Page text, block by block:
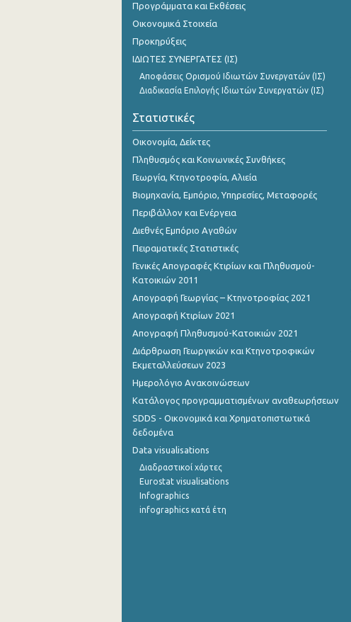
Προγράμματα και Εκθέσεις
Οικονομικά Στοιχεία
Προκηρύξεις
ΙΔΙΩΤΕΣ ΣΥΝΕΡΓΑΤΕΣ (ΙΣ)
Αποφάσεις Ορισμού Ιδιωτών Συνεργατών (ΙΣ)
Διαδικασία Επιλογής Ιδιωτών Συνεργατών (ΙΣ)
Στατιστικές
Οικονομία, Δείκτες
Πληθυσμός και Κοινωνικές Συνθήκες
Γεωργία, Κτηνοτροφία, Αλιεία
Βιομηχανία, Εμπόριο, Υπηρεσίες, Μεταφορές
Περιβάλλον και Ενέργεια
Διεθνές Εμπόριο Αγαθών
Πειραματικές Στατιστικές
Γενικές Απογραφές Κτιρίων και Πληθυσμού-
Κατοικιών 2011
Απογραφή Γεωργίας – Κτηνοτροφίας 2021
Απογραφή Κτιρίων 2021
Απογραφή Πληθυσμού-Κατοικιών 2021
Διάρθρωση Γεωργικών και Κτηνοτροφικών
Εκμεταλλεύσεων 2023
Ημερολόγιο Ανακοινώσεων
Κατάλογος προγραμματισμένων αναθεωρήσεων
SDDS - Οικονομικά και Χρηματοπιστωτικά
δεδομένα
Data visualisations
Διαδραστικοί χάρτες
Eurostat visualisations
Infographics
infographics κατά έτη